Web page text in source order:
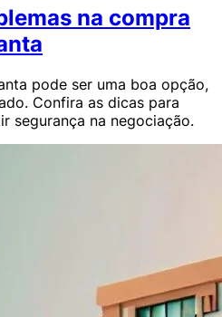
na compra
pode ser uma boa opção,
Confira as dicas para
segurança na negociação.